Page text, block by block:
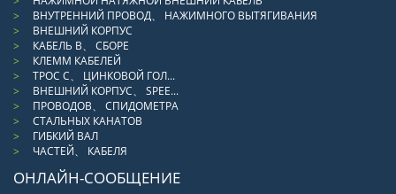
ВНУТРЕННИЙ ПРОВОД、 НАЖИМНОГО ВЫТЯГИВАНИЯ
ВНЕШНИЙ КОРПУС
КАБЕЛЬ В、 СБОРЕ
КЛЕММ КАБЕЛЕЙ
ТРОС С、 ЦИНКОВОЙ ГОЛ...
ВНЕШНИЙ КОРПУС、 SPEE...
ПРОВОДОВ、 СПИДОМЕТРА
СТАЛЬНЫХ КАНАТОВ
ГИБКИЙ ВАЛ
ЧАСТЕЙ、 КАБЕЛЯ
ОНЛАЙН-СООБЩЕНИЕ